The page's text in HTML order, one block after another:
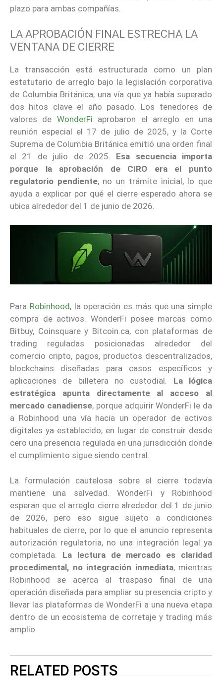
plazo para ambas compañías.
LA APROBACIÓN FINAL ESTRECHA LA
VENTANA DE CIERRE
La transacción está estructurada como un plan
estatutario de arreglo bajo la legislación corporativa
de Columbia Británica, una vía que ya había superado
dos hitos clave el año pasado. Los tenedores de
valores de WonderFi aprobaron el arreglo en una
reunión especial el 17 de julio de 2025, y la Corte
Suprema de Columbia Británica emitió una orden final
el 21 de julio de 2025. Esa secuencia importa
porque la aprobación de CIRO era el punto
regulatorio pendiente, no un trámite inicial, lo que
ayuda a explicar por qué el cierre esperado ahora se
ubica alrededor del 1 de junio de 2026.
Para Robinhood, la operación es más que una simple
compra de activos. WonderFi posee marcas como
Bitbuy, Coinsquare y Bitcoin.ca, con plataformas de
trading reguladas posicionadas alrededor del
comercio cripto, pagos, productos descentralizados,
blockchains diseñadas para casos específicos y
aplicaciones de billetera no custodial. La lógica
estratégica apunta directamente al acceso al
mercado canadiense, porque adquirir WonderFi le da
a Robinhood una vía hacia un operador de activos
digitales ya establecido, en lugar de construir desde
cero una presencia regulada en una jurisdicción donde
el cumplimiento sigue siendo central.
La formulación cautelosa sobre el cierre todavía
mantiene una salvedad. WonderFi y Robinhood
esperan que el arreglo cierre alrededor del 1 de junio
de 2026, pero eso sigue sujeto a condiciones
habituales de cierre, por lo que el anuncio representa
autorización regulatoria, no una integración legal ya
completada. La lectura de mercado es claridad
procedimental, no integración inmediata, mientras
Robinhood se acerca al traspaso final de una
operación diseñada para ampliar su presencia cripto y
llevar las plataformas de WonderFi a una nueva etapa
dentro de un ecosistema de corretaje y trading más
amplio.
RELATED POSTS